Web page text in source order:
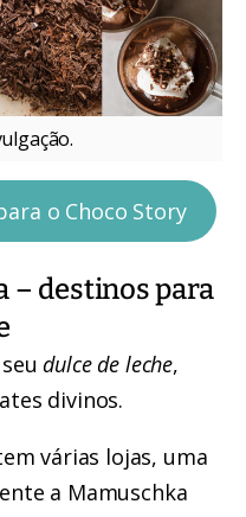
o Choco Story
– destinos para
seudulce de leche,
divinos.
várias lojas, uma
a Mamuschka